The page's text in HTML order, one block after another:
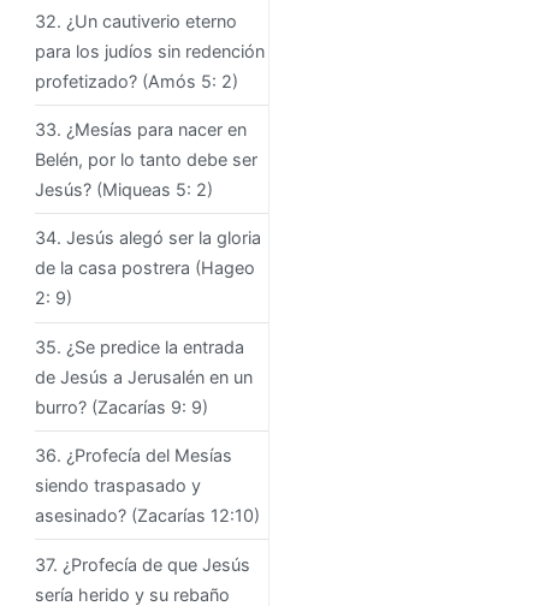
32. ¿Un cautiverio eterno
para los judíos sin redención
profetizado? (Amós 5: 2)
33. ¿Mesías para nacer en
Belén, por lo tanto debe ser
Jesús? (Miqueas 5: 2)
34. Jesús alegó ser la gloria
de la casa postrera (Hageo
2: 9)
35. ¿Se predice la entrada
de Jesús a Jerusalén en un
burro? (Zacarías 9: 9)
36. ¿Profecía del Mesías
siendo traspasado y
asesinado? (Zacarías 12:10)
37. ¿Profecía de que Jesús
sería herido y su rebaño